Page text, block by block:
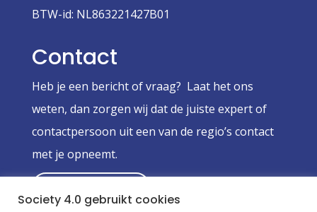
BTW-id: NL863221427B01
Contact
Heb je een bericht of vraag? Laat het ons
weten, dan zorgen wij dat de juiste expert of
contactpersoon uit een van de regio’s contact
met je opneemt.
Society 4.0 gebruikt cookies